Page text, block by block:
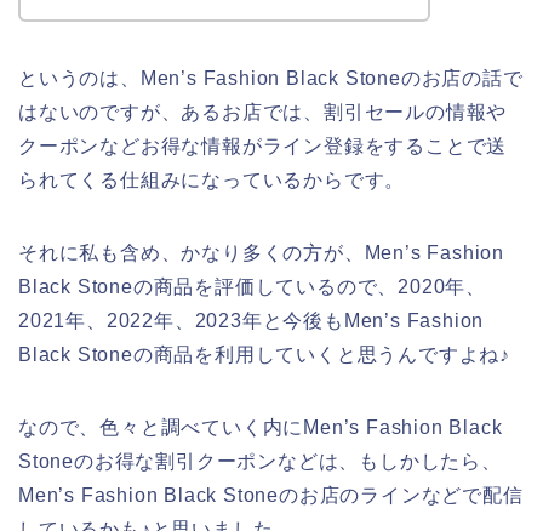
というのは、Men’s Fashion Black Stoneのお店の話で
はないのですが、あるお店では、割引セールの情報や
クーポンなどお得な情報がライン登録をすることで送
られてくる仕組みになっているからです。
それに私も含め、かなり多くの方が、Men’s Fashion
Black Stoneの商品を評価しているので、2020年、
2021年、2022年、2023年と今後もMen’s Fashion
Black Stoneの商品を利用していくと思うんですよね♪
なので、色々と調べていく内にMen’s Fashion Black
Stoneのお得な割引クーポンなどは、もしかしたら、
Men’s Fashion Black Stoneのお店のラインなどで配信